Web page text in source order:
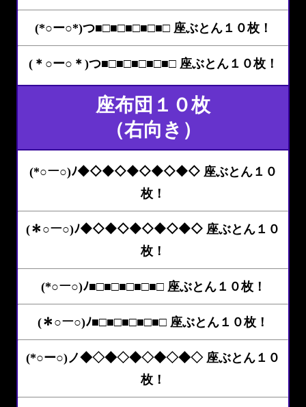
(*○ー○*)つ■□■□■□■□■□ 座ぶとん１０枚！
(＊○ー○＊)つ■□■□■□■□■□ 座ぶとん１０枚！
座布団１０枚
（右向き）
(*○ー○)ﾉ◆◇◆◇◆◇◆◇◆◇ 座ぶとん１０
枚！
(＊○ー○)ﾉ◆◇◆◇◆◇◆◇◆◇ 座ぶとん１０
枚！
(*○ー○)ﾉ■□■□■□■□■□ 座ぶとん１０枚！
(＊○ー○)ﾉ■□■□■□■□■□ 座ぶとん１０枚！
(*○ー○)ノ◆◇◆◇◆◇◆◇◆◇ 座ぶとん１０
枚！